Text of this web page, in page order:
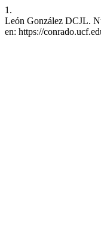
1.
León González DCJL.
en: https://